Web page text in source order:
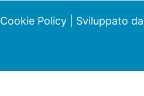
Cookie Policy | Sviluppato da